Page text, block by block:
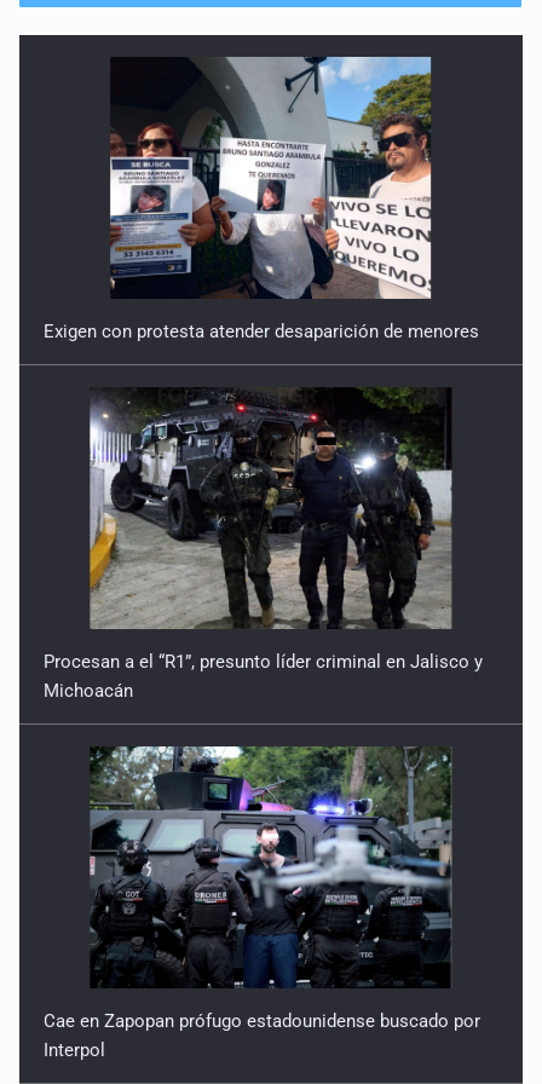
Exigen con protesta atender desaparición de menores
Procesan a el “R1”, presunto líder criminal en Jalisco y
Michoacán
Cae en Zapopan prófugo estadounidense buscado por
Interpol